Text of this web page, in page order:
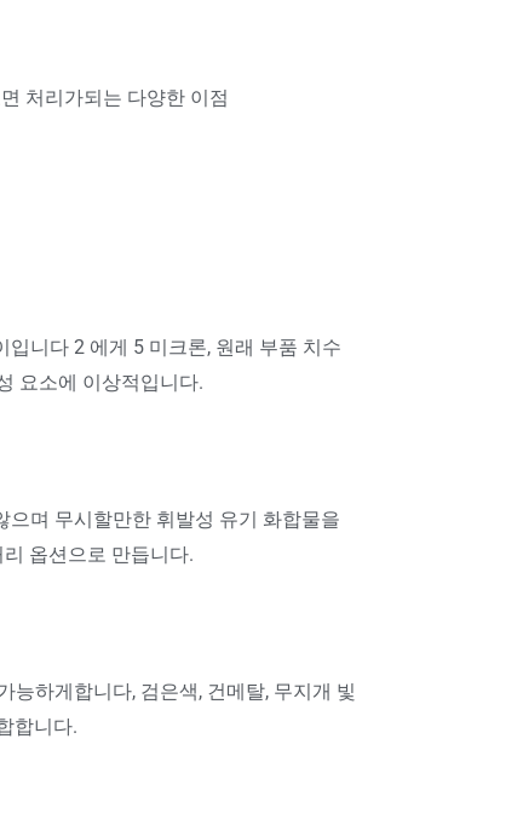
처리가되는 다양한 이점
니다 2 에게 5 미크론, 원래 부품 치수
요소에 이상적입니다.
으며 무시할만한 휘발성 유기 화합물을
옵션으로 만듭니다.
능하게합니다, 검은색, 건메탈, 무지개 빛
합니다.